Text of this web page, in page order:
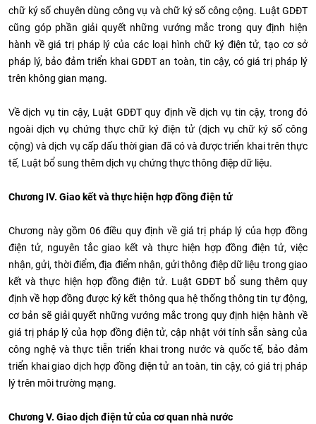
chữ ký số chuyên dùng công vụ và chữ ký số công cộng. Luật GDĐT
cũng góp phần giải quyết những vướng mắc trong quy định hiện
hành về giá trị pháp lý của các loại hình chữ ký điện tử, tạo cơ sở
pháp lý, bảo đảm triển khai GDĐT an toàn, tin cậy, có giá trị pháp lý
trên không gian mạng.
Về dịch vụ tin cậy, Luật GDĐT quy định về dịch vụ tin cậy, trong đó
ngoài dịch vụ chứng thực chữ ký điện tử (dịch vụ chữ ký số công
cộng) và dịch vụ cấp dấu thời gian đã có và được triển khai trên thực
tế, Luật bổ sung thêm dịch vụ chứng thực thông điệp dữ liệu.
Chương IV. Giao kết và thực hiện hợp đồng điện tử
Chương này gồm 06 điều quy định về giá trị pháp lý của hợp đồng
điện tử, nguyên tắc giao kết và thực hiện hợp đồng điện tử, việc
nhận, gửi, thời điểm, địa điểm nhận, gửi thông điệp dữ liệu trong giao
kết và thực hiện hợp đồng điện tử. Luật GDĐT bổ sung thêm quy
định về hợp đồng được ký kết thông qua hệ thống thông tin tự động,
cơ bản sẽ giải quyết những vướng mắc trong quy định hiện hành về
giá trị pháp lý của hợp đồng điện tử, cập nhật với tính sẵn sàng của
công nghệ và thực tiễn triển khai trong nước và quốc tế, bảo đảm
triển khai giao dịch hợp đồng điện tử an toàn, tin cậy, có giá trị pháp
lý trên môi trường mạng.
Chương V. Giao dịch điện tử của cơ quan nhà nước